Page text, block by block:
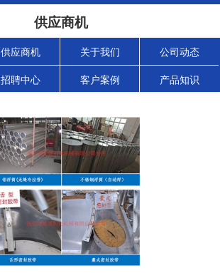
供应商机
供应商机 关于我们 公司动态
招聘中心 客户案例 产品知识